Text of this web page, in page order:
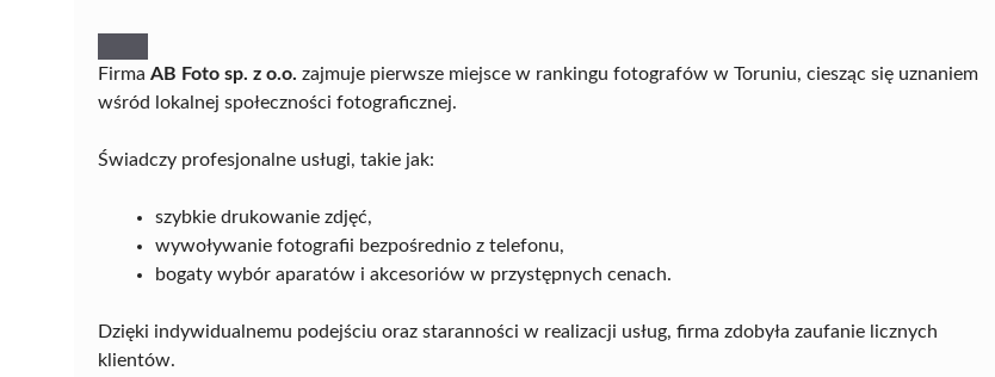
Firma AB Foto sp. z o.o. zajmuje pierwsze miejsce w rankingu fotografów w Toruniu, ciesząc się uznaniem
wśród lokalnej społeczności fotograficznej.
Świadczy profesjonalne usługi, takie jak:
szybkie drukowanie zdjęć,
wywoływanie fotografii bezpośrednio z telefonu,
bogaty wybór aparatów i akcesoriów w przystępnych cenach.
Dzięki indywidualnemu podejściu oraz staranności w realizacji usług, firma zdobyła zaufanie licznych
klientów.